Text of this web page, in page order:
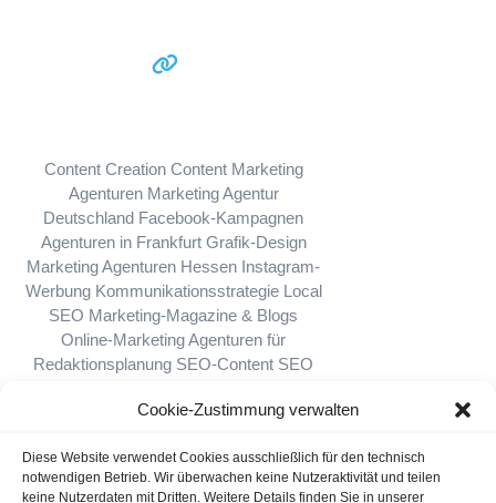
Cookie-Zustimmung verwalten
Diese Website verwendet Cookies ausschließlich für den technisch
notwendigen Betrieb. Wir überwachen keine Nutzeraktivität und teilen
keine Nutzerdaten mit Dritten. Weitere Details finden Sie in unserer
Content Creation Content Marketing
Agenturen Marketing Agentur
Deutschland Facebook-Kampagnen
Agenturen in Frankfurt Grafik-Design
Marketing Agenturen Hessen Instagram-
Werbung Kommunikationsstrategie Local
SEO Marketing-Magazine & Blogs
Online-MarketingAgenturen für
Redaktionsplanung SEO-Content SEO
Media Strategie Twitter-Werbung (X-
Video-Produktion WordPress